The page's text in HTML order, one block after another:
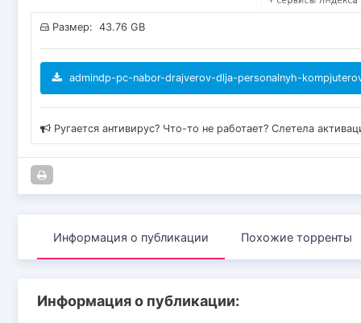
Размер: 43.76 GB
admindp-pc-nabor-drajverov-dlja-personalnyh-
Ругается антивирус? Что-то не работает? Слетела
Информация о публикации Похожие торренты
Информация о публикации: